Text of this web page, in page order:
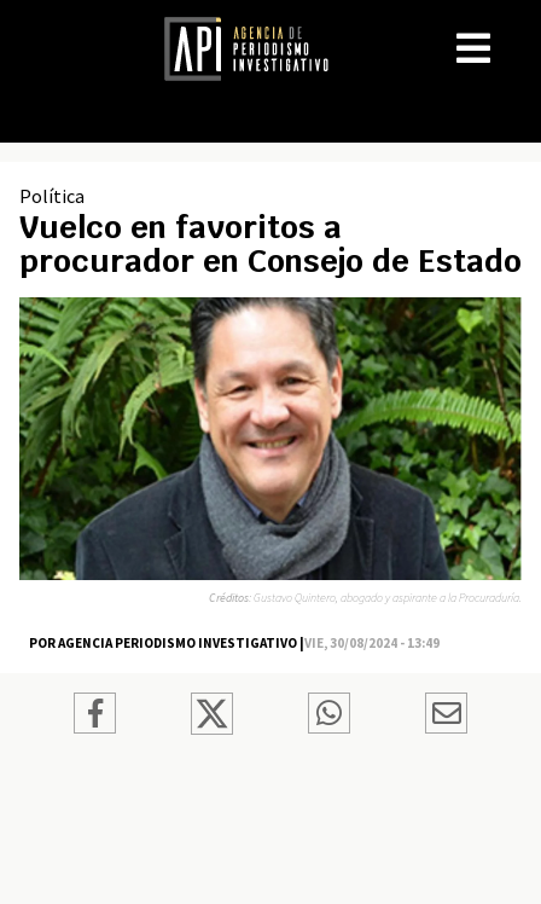
Política
Vuelco en favoritos a
procurador en Consejo de Estado
POR AGENCIA PERIODISMO INVESTIGATIVO |VIE, 30/08/2024 - 13:49
Créditos:Gustavo Quintero, abogado y aspirante a la Procuraduría.